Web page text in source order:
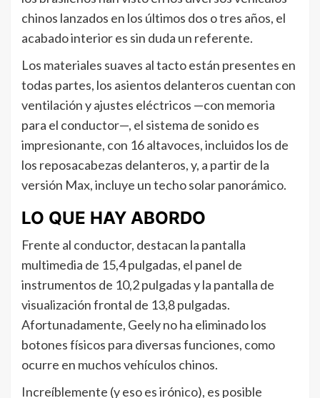
chinos lanzados en los últimos dos o tres años, el
acabado interior es sin duda un referente.
Los materiales suaves al tacto están presentes en
todas partes, los asientos delanteros cuentan con
ventilación y ajustes eléctricos —con memoria
para el conductor—, el sistema de sonido es
impresionante, con 16 altavoces, incluidos los de
los reposacabezas delanteros, y, a partir de la
versión Max, incluye un techo solar panorámico.
LO QUE HAY ABORDO
Frente al conductor, destacan la pantalla
multimedia de 15,4 pulgadas, el panel de
instrumentos de 10,2 pulgadas y la pantalla de
visualización frontal de 13,8 pulgadas.
Afortunadamente, Geely no ha eliminado los
botones físicos para diversas funciones, como
ocurre en muchos vehículos chinos.
Increíblemente (y eso es irónico), es posible